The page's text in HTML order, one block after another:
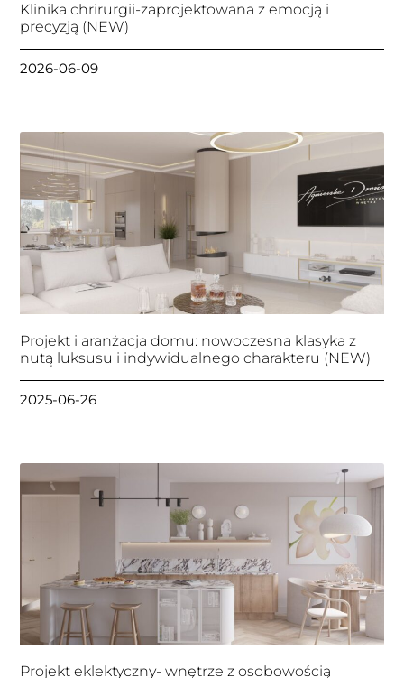
Klinika chrirurgii-zaprojektowana z emocją i
precyzją (NEW)
2026-06-09
Projekt i aranżacja domu: nowoczesna klasyka z
nutą luksusu i indywidualnego charakteru (NEW)
2025-06-26
Projekt eklektyczny- wnętrze z osobowością